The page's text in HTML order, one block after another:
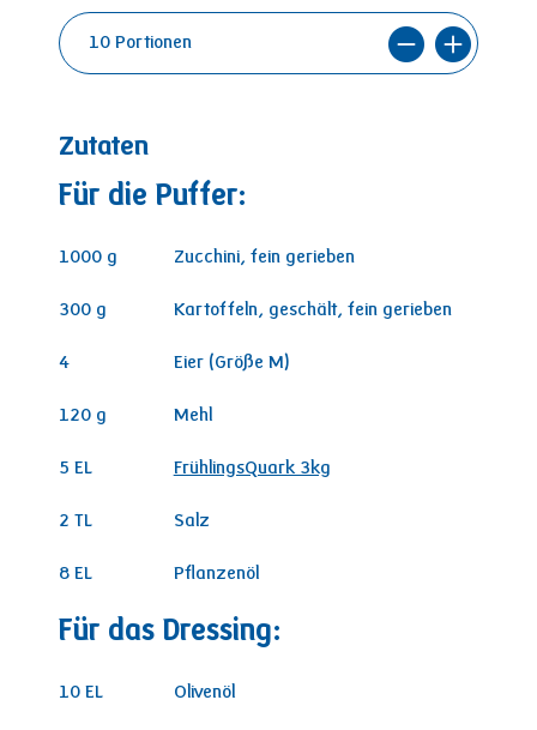
Zutaten
Für die Puffer:
1000 g Zucchini, fein gerieben
300 g Kartoffeln, geschält, fein gerieben
4 Eier (Größe M)
120 g Mehl
5 EL FrühlingsQuark 3kg
2 TL Salz
8 EL Pflanzenöl
Für das Dressing:
10 EL Olivenöl